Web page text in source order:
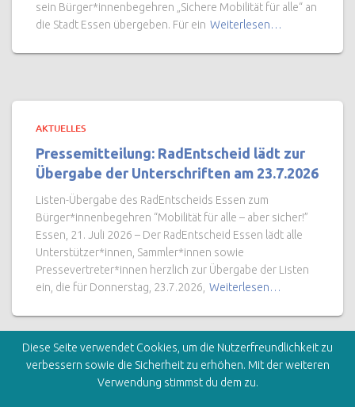
sein Bürger*innenbegehren „Sichere Mobilität für alle“ an
die Stadt Essen übergeben. Für ein Weiterlesen…
AKTUELLES
Pressemitteilung: RadEntscheid lädt zur
Übergabe der Unterschriften am 23.7.2026
Listen-Übergabe des RadEntscheids Essen zum
Bürger*innenbegehren “Mobilität für alle – aber sicher!”
Essen, 21. Juli 2026 – Der RadEntscheid Essen lädt alle
Unterstützer*innen, Sammler*innen sowie
Pressevertreter*innen herzlich zur Übergabe der Listen
ein, die für Donnerstag, 23.7.2026, Weiterlesen…
Diese Seite verwendet Cookies, um die Nutzerfreundlichkeit zu
verbessern sowie die Sicherheit zu erhöhen. Mit der weiteren
Verwendung stimmst du dem zu.